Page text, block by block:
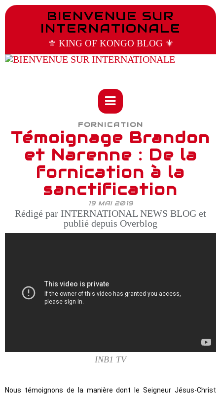
BIENVENUE SUR
INTERNATIONALE
⚜️ KING OF KONGO BLOG ⚜️
FORNICATION
Témoignage Brandon
et Narenne : De la
fornication à la
sanctification
19 MAI 2019
Rédigé par INTERNATIONAL NEWS BLOG et
publié depuis Overblog
INB1 TV
Nous témoignons de la manière dont le Seigneur Jésus-Christ